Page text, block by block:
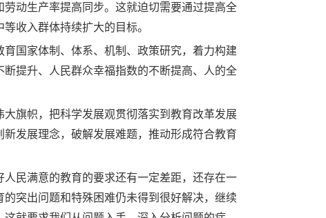
动生产率提高同步。这就迫切需要通过提高全
收入群体持续扩大的目标。
国家体制、体系、机制、政策研究，着力构建
提升、人民群众幸福指数的不断提高、人的全
旗帜，把科学发展观贯彻落实到教育改革发展
发展理念，破解发展难题，推动形成符合教育
民满意的教育的要求还有一定差距，还存在一
突出问题和特殊困难仍未得到很好解决，继续